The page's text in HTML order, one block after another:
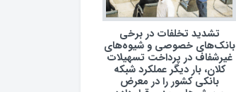
تشدید تخلفات در برخی
بانک‌های خصوصی و شیوه‌های
غیرشفاف در پرداخت تسهیلات
کلان، بار دیگر عملکرد شبکه
بانکی کشور را در معرض